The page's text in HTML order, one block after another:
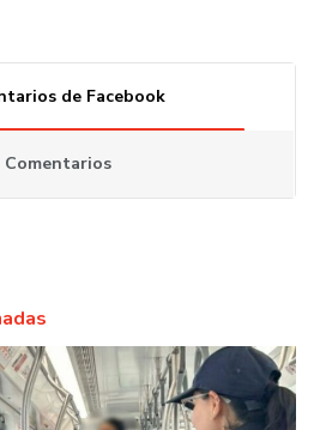
de Facebook
Comentarios